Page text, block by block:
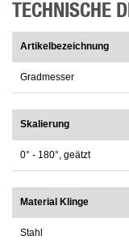
TECHNISCHE
Artikelbezeichnung
Gradmesser
Skalierung
0° - 180°, geätzt
Material Klinge
Stahl